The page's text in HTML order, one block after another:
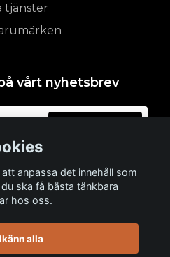
tjänster
vårt nyhetsbrev
anpassa det innehåll som
ska få bästa tänkbara
hos oss.
alla